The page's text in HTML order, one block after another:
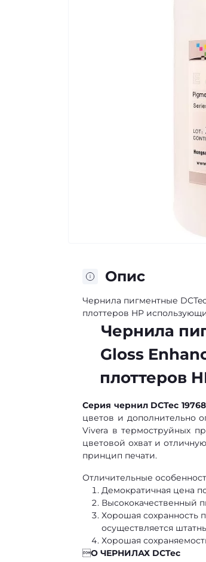
Опис
Чернила пигментные
плоттеров HP
Чернила
Gloss
плоттеров
Серия чернил DCTec
цветов и дополнительно
Vivera в термоструйных
цветовой охват и
принцип печати.
Отличительные
Демократичная цена
Высококачественный
Хорошая сохранность
осуществляется
Хорошая
О ЧЕРНИЛАХ DCTec